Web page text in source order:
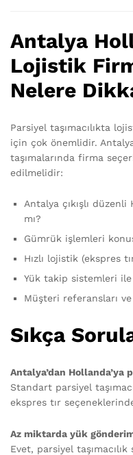
Antalya
Lojistik
Nelere
Parsiyel taşımacılıkta
için çok önemlidir.
taşımalarında firma
edilmelidir:
Antalya çıkışlı
mı?
Gümrük işlemleri
Hızlı lojistik (ekspres
Yük takip sistemleri ile
Müşteri referansları
Sıkça
Antalya’dan Hollanda’ya
Standart parsiyel
ekspres tır
Az miktarda yük
Evet, parsiyel